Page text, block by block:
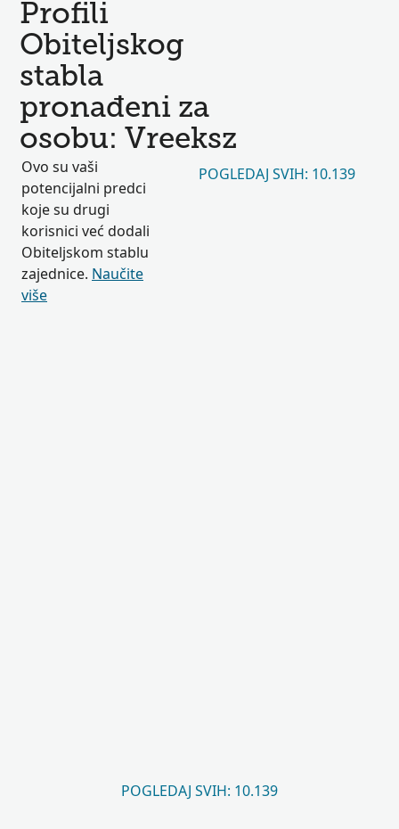
Profili
Obiteljskog
stabla
pronađeni za
osobu: Vreeksz
Ovo su vaši
potencijalni predci
koje su drugi
korisnici već dodali
Obiteljskom stablu
zajednice. Naučite
više
POGLEDAJ SVIH: 10.139
POGLEDAJ SVIH: 10.139